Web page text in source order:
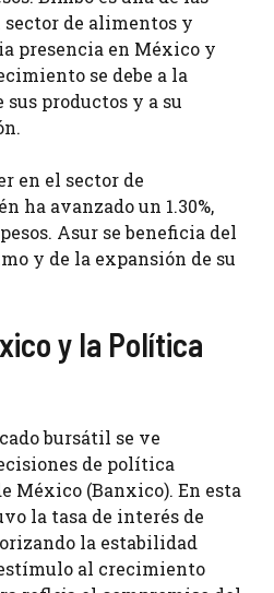
sector de alimentos y
presencia en México y
se debe a la
productos y a su
en el sector de
ha avanzado un 1.30%,
Asur se beneficia del
y de la expansión de su
y la Política
bursátil se ve
de política
México (Banxico). En esta
la tasa de interés de
la estabilidad
al crecimiento